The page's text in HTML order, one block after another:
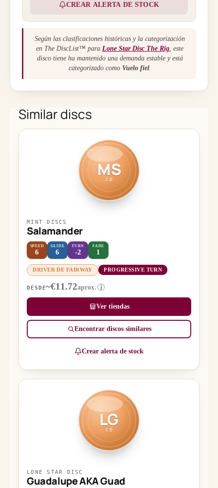
CREAR ALERTA DE STOCK
Según las clasificaciones históricas y la categorización
en The DiscList™ para Lone Star Disc The Rig , este
disco tiene ha mantenido una demanda estable y está
categorizado como Vuelo fiel.
Similar discs
MS
CD
MINT DISCS
Salamander
SPEED
6
GLIDE
6
TURN
-2
FADE
1
DRIVER DE FAIRWAY PROGRESSIVE TURN
DESDE~€11.72aprox. i
Ver tiendas
Encontrar discos similares
Crear alerta de stock
LG
CD
LONE STAR DISC
Guadalupe AKA Guad